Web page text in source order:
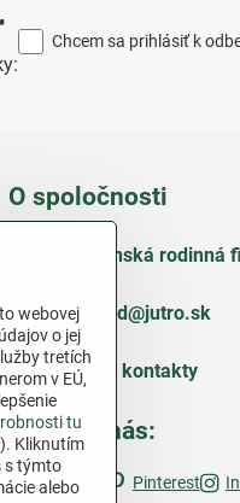
Chcem sa prihlásiť k
O spoločnosti
Slovenská rodinná
obchod​@jutro​.sk
Ďalšie kontakty
Sledujte nás:
Facebook Pinterest
webovej
o jej
tretích
v EÚ,
tu
Kliknutím
s týmto
alebo